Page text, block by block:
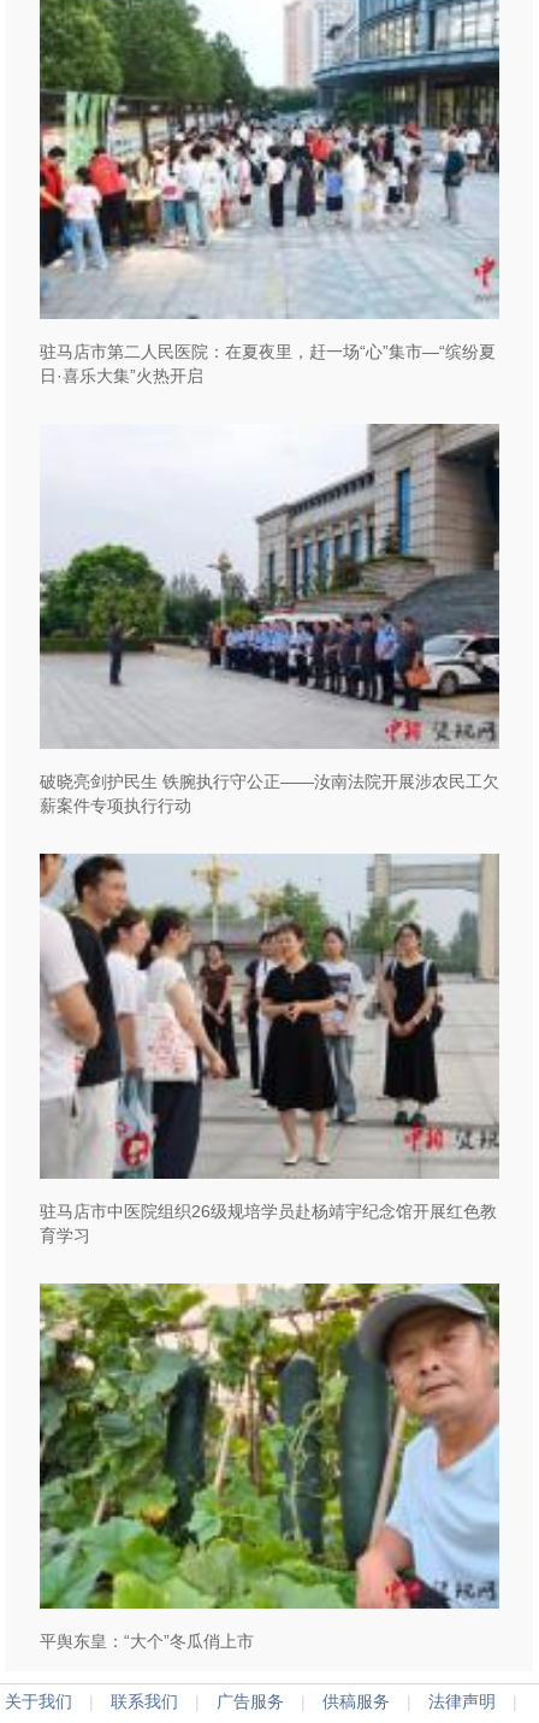
驻马店市第二人民医院：在夏夜里，赶一场“心”集市—“缤纷夏
日·喜乐大集”火热开启
破晓亮剑护民生 铁腕执行守公正——汝南法院开展涉农民工欠
薪案件专项执行行动
驻马店市中医院组织26级规培学员赴杨靖宇纪念馆开展红色教
育学习
平舆东皇：“大个”冬瓜俏上市
关于我们 | 联系我们 | 广告服务 | 供稿服务 | 法律声明 |